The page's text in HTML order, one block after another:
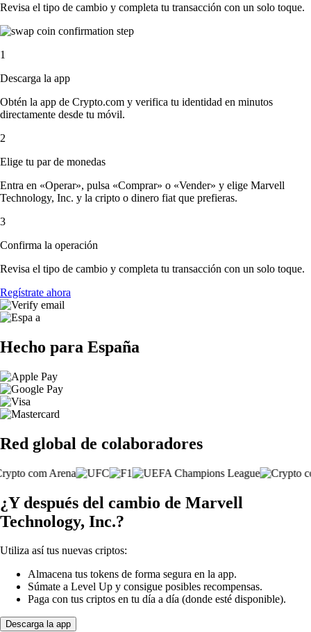
Revisa el tipo de cambio y completa tu transacción con un solo toque.
1
Descarga la app
Obtén la app de Crypto.com y verifica tu identidad en minutos
directamente desde tu móvil.
2
Elige tu par de monedas
Entra en «Operar», pulsa «Comprar» o «Vender» y elige Marvell
Technology, Inc. y la cripto o dinero fiat que prefieras.
3
Confirma la operación
Revisa el tipo de cambio y completa tu transacción con un solo toque.
Regístrate ahora
Hecho para España
Red global de colaboradores
¿Y después del cambio de Marvell
Technology, Inc.?
Utiliza así tus nuevas criptos:
Almacena tus tokens de forma segura en la app.
Súmate a Level Up y consigue posibles recompensas.
Paga con tus criptos en tu día a día (donde esté disponible).
Descarga la app